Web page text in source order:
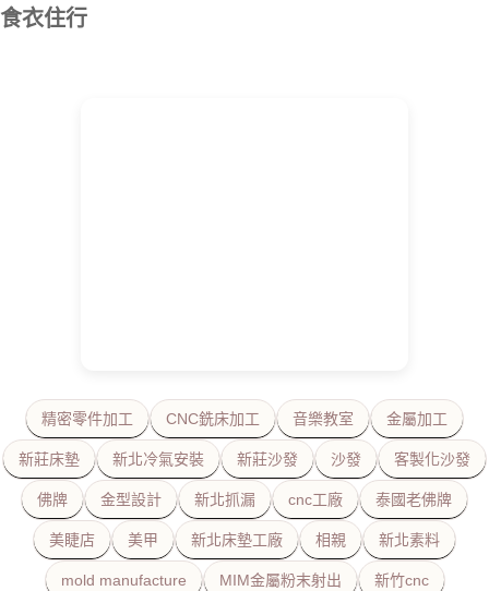
食衣住行
精密零件加工 CNC銑床加工 音樂教室 金屬加工
新莊床墊 新北冷氣安裝 新莊沙發 沙發 客製化沙發
佛牌 金型設計 新北抓漏 cnc工廠 泰國老佛牌
美睫店 美甲 新北床墊工廠 相親 新北素料
mold manufacture MIM金屬粉末射出 新竹cnc